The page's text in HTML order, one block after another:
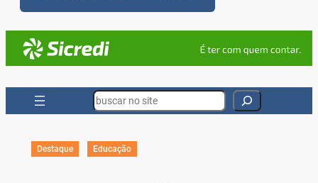
Search
Destaque Educação